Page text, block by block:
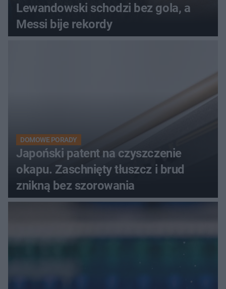
Lewandowski schodzi bez gola, a
Messi bije rekordy
DOMOWE PORADY
Japoński patent na czyszczenie
okapu. Zaschnięty tłuszcz i brud
znikną bez szorowania